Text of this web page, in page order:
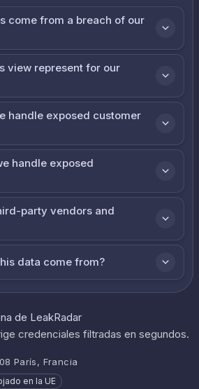
come from a breach of our
view represent for our
handle exposed customer
handle exposed
party vendors and
data come from?
credenciales filtradas en segundos.
París, Francia
en la UE